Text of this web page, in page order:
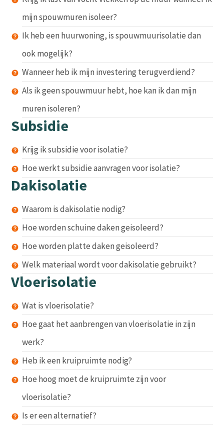
mijn spouwmuren isoleer?
Ik heb een huurwoning, is spouwmuurisolatie dan
ook mogelijk?
Wanneer heb ik mijn investering terugverdiend?
Als ik geen spouwmuur hebt, hoe kan ik dan mijn
muren isoleren?
Subsidie
Krijg ik subsidie voor isolatie?
Hoe werkt subsidie aanvragen voor isolatie?
Dakisolatie
Waarom is dakisolatie nodig?
Hoe worden schuine daken geisoleerd?
Hoe worden platte daken geisoleerd?
Welk materiaal wordt voor dakisolatie gebruikt?
Vloerisolatie
Wat is vloerisolatie?
Hoe gaat het aanbrengen van vloerisolatie in zijn
werk?
Heb ik een kruipruimte nodig?
Hoe hoog moet de kruipruimte zijn voor
vloerisolatie?
Is er een alternatief?